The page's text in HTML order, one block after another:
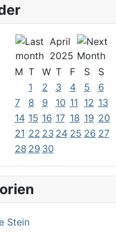
April
2025
M T W T F S
S
1
2 3 4 5
6
7
8 9 10 11 12 13
14 15 16 17 18 19 20
21 22 23 24 25 26 27
28 29 30
Stein